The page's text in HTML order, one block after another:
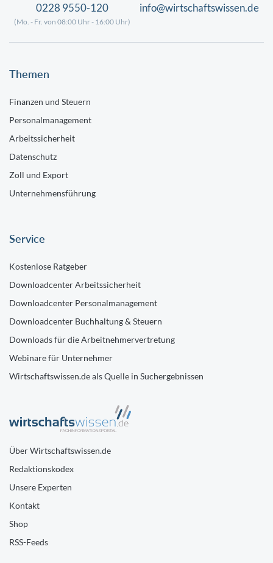
0228 9550-120
(Mo. - Fr. von 08:00 Uhr - 16:00 Uhr)
info@wirtschaftswissen.de
Themen
Finanzen und Steuern
Personalmanagement
Arbeitssicherheit
Datenschutz
Zoll und Export
Unternehmensführung
Service
Kostenlose Ratgeber
Downloadcenter Arbeitssicherheit
Downloadcenter Personalmanagement
Downloadcenter Buchhaltung & Steuern
Downloads für die Arbeitnehmervertretung
Webinare für Unternehmer
Wirtschaftswissen.de als Quelle in Suchergebnissen
Über Wirtschaftswissen.de
Redaktionskodex
Unsere Experten
Kontakt
Shop
RSS-Feeds